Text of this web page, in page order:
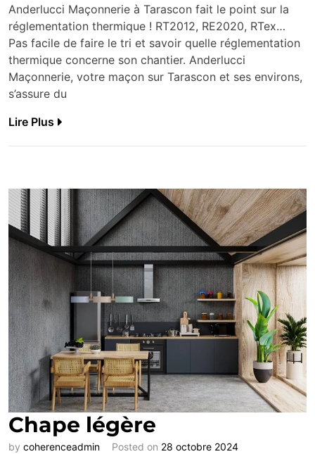
Anderlucci Maçonnerie à Tarascon fait le point sur la
réglementation thermique ! RT2012, RE2020, RTex…
Pas facile de faire le tri et savoir quelle réglementation
thermique concerne son chantier. Anderlucci
Maçonnerie, votre maçon sur Tarascon et ses environs,
s’assure du
Lire Plus
Chape légère
by coherenceadmin Posted on 28 octobre 2024